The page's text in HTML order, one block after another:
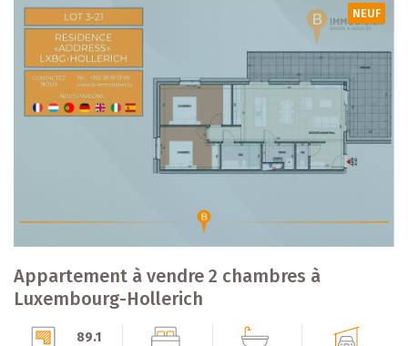
NEUF
Appartement à vendre 2 chambres à
Luxembourg-Hollerich
89.1